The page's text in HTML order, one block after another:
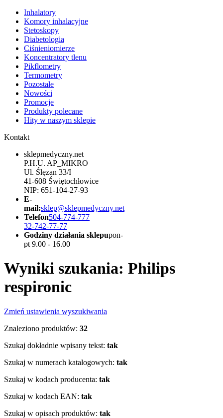
Inhalatory
Komory inhalacyjne
Stetoskopy
Diabetologia
Ciśnieniomierze
Koncentratory tlenu
Pikflometry
Termometry
Pozostałe
Nowości
Promocje
Produkty polecane
Hity w naszym sklepie
Kontakt
sklepmedyczny.net
P.H.U. AP_MIKRO
Ul. Ślęzan 33/I
41-608 Świętochłowice
NIP: 651-104-27-93
E-
mail:sklep@sklepmedyczny.net
Telefon504-774-777
32-742-77-77
Godziny działania sklepupon-
pt 9.00 - 16.00
Wyniki szukania: Philips
respironic
Zmień ustawienia wyszukiwania
Znaleziono produktów: 32
Szukaj dokładnie wpisany tekst: tak
Szukaj w numerach katalogowych: tak
Szukaj w kodach producenta: tak
Szukaj w kodach EAN: tak
Szukaj w opisach produktów: tak